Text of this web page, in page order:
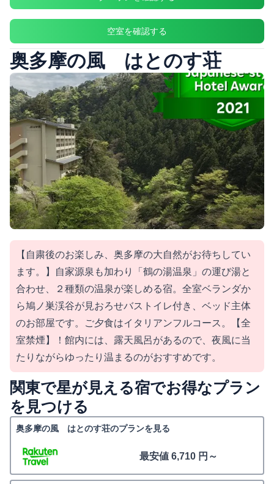
空室を確認する
奥多摩の風 はとのす荘
【自粛後のお楽しみ、奥多摩の大自然がお待ちしてい
ます。】自家源泉も加わり「鶴の湯温泉」の運び湯と
合わせ、２種類の温泉が楽しめる宿。全室ベランダか
ら鳩ノ巣渓谷が見おろせバストイレ付き、ベッド主体
のお部屋です。ご夕食はイタリアンフルコース。【全
室禁煙】！館内には、露天風呂があるので、夜風に当
たりながらゆったり温まるのがおすすめです。
関東で星が見える宿でお得なプラン
を見つける
奥多摩の風 はとのす荘のプランを見る
最安値 6,710 円～